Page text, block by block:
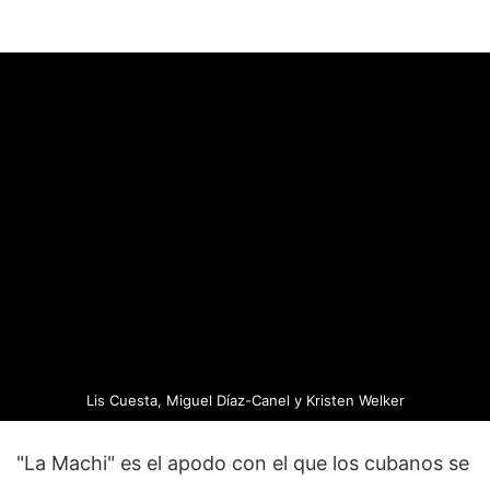
Lis Cuesta, Miguel Díaz-Canel y Kristen Welker
"La Machi" es el apodo con el que los cubanos se